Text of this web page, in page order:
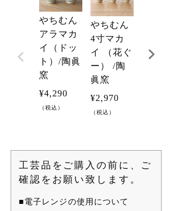
やちむん
アラマカ
イ（ドッ
ト）/陶眞
窯
¥4,290
（税込）
やちむん
4寸マカ
イ （花ぐ
ー） /陶
眞窯
¥2,970
（税込）
マカイ
工芸品をご購入の前に、ご
確認をお願い致します。
■電子レンジの使用について